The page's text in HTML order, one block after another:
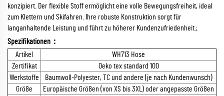
konzipiert. Der flexible Stoff ermöglicht eine volle Bewegungsfreiheit, ideal
zum Klettern und Skifahren. Ihre robuste Konstruktion sorgt für
langanhaltende Leistung und führt zu höherer Kundenzufriedenheit.;
Spezifikationen：
Artikel
WH713 Hose
Zertifikat
Oeko tex standard 100
Werkstoffe
Baumwoll-Polyester, TC und andere (je nach Kundenwunsch)
Größe
Europäische Größen (von XS bis 3XL) oder angepasste Größen